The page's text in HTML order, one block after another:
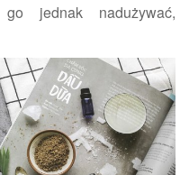
jednak nadużywać,